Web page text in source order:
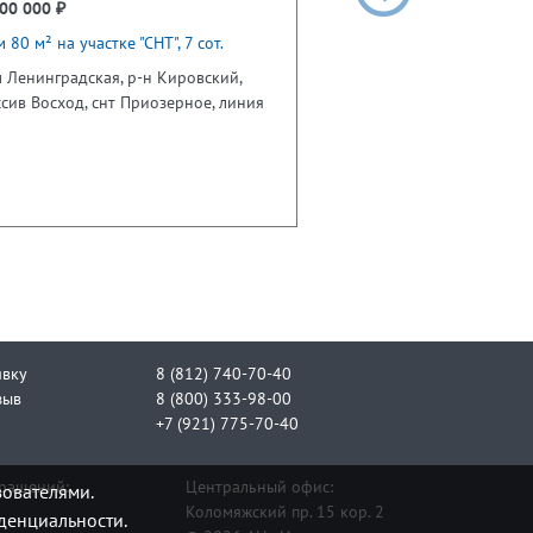
000 ₽
80 м² на участке "СНТ", 7 сот.
Ленинградская, р-н Кировский,
Восход, снт Приозерное, линия
8 (812) 740-70-40
8 (800) 333-98-00
+7 (921) 775-70-40
Центральный офис:
Коломяжский пр. 15 кор. 2